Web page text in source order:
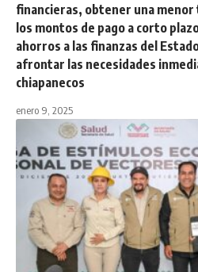
financieras, obtener una
los montos de pago a corto
ahorros a las finanzas del
afrontar las necesidades
chiapanecos
enero 9, 2025